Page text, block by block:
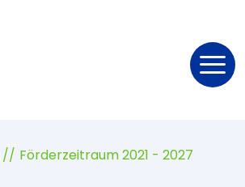
Förderzeitraum 2021 - 2027